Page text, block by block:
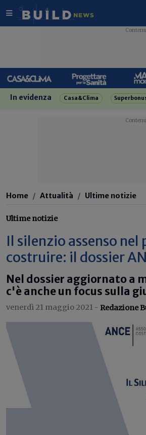
In evidenza Casa&Clima
Home Attualità Ultime notizie
Ultime notizie
Il silenzio assenso nel
costruire: il dossier
Nel dossier aggiornato a
c'è anche un focus sulla
venerdì 21 maggio 2021 - Redazione